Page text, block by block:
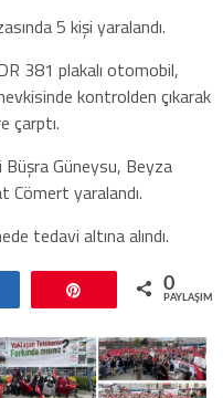
5 kişi yaralandı.
381 plakalı otomobil,
kontrolden çıkarak
çarptı.
Güneysu, Beyza
Cömert yaralandı.
tedavi altına alındı.
0